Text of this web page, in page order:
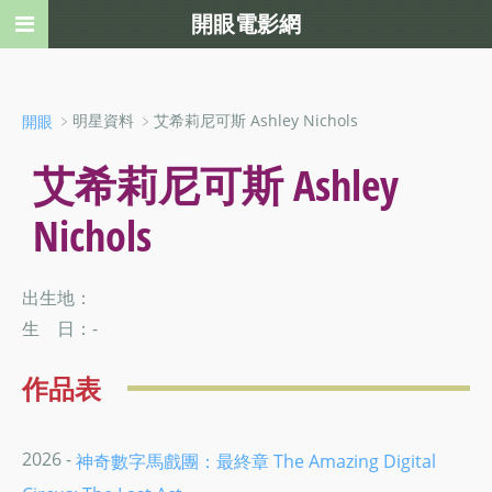
開眼 ﹥明星資料 ﹥艾希莉尼可斯 Ashley Nichols
艾希莉尼可斯 Ashley
Nichols
出生地：
生 日：-
作品表
2026 -神奇數字馬戲團：最終章 The Amazing Digital
開眼電影網